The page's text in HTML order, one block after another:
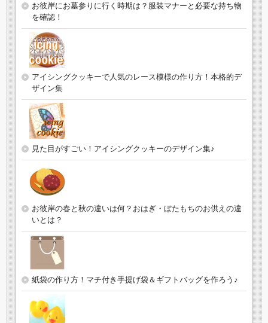
お彼岸にお墓参りに行く時期は？服装マナーと必要な持ち物
を確認！
アイシングクッキーで人気のレース模様の作り方！本格的デ
ザイン集
見た目がすごい！アイシングクッキーのデザイン集♪
お彼岸の春と秋の違いは何？おはぎ・ぼたもちのお供えの違
いとは？
紙袋の作り方！マチ付き手提げ袋＆ギフトバッグを作ろう♪